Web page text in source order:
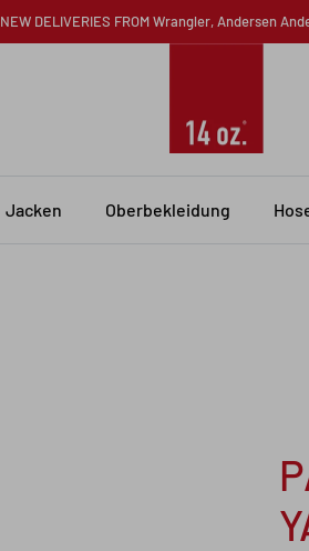
NEW DELIVERIES FROM Wrangler, Andersen
Jacken Oberbekleidung